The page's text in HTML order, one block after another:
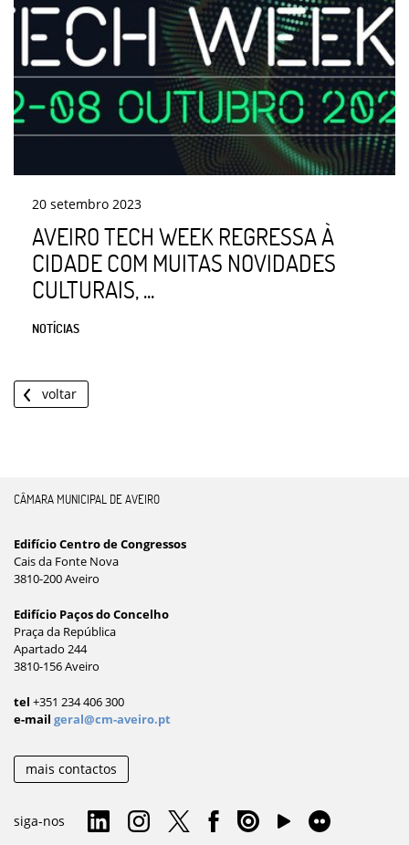
20 setembro 2023
AVEIRO TECH WEEK REGRESSA À
CIDADE COM MUITAS NOVIDADES
CULTURAIS, ...
NOTÍCIAS
voltar
CÂMARA MUNICIPAL DE AVEIRO
Edifício Centro de Congressos
Cais da Fonte Nova
3810-200 Aveiro
Edifício Paços do Concelho
Praça da República
Apartado 244
3810-156 Aveiro
tel +351 234 406 300
e-mail geral@cm-aveiro.pt
mais contactos
siga-nos